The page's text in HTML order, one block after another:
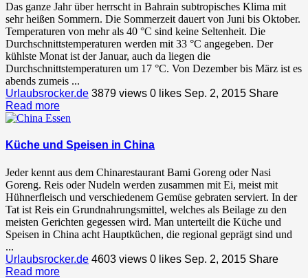
Das ganze Jahr über herrscht in Bahrain subtropisches Klima mit
sehr heißen Sommern. Die Sommerzeit dauert von Juni bis Oktober.
Temperaturen von mehr als 40 °C sind keine Seltenheit. Die
Durchschnittstemperaturen werden mit 33 °C angegeben. Der
kühlste Monat ist der Januar, auch da liegen die
Durchschnittstemperaturen um 17 °C. Von Dezember bis März ist es
abends zumeis ...
Urlaubsrocker.de 3879 views 0 likes Sep. 2, 2015 Share
Read more
Küche und Speisen in China
Jeder kennt aus dem Chinarestaurant Bami Goreng oder Nasi
Goreng. Reis oder Nudeln werden zusammen mit Ei, meist mit
Hühnerfleisch und verschiedenem Gemüse gebraten serviert. In der
Tat ist Reis ein Grundnahrungsmittel, welches als Beilage zu den
meisten Gerichten gegessen wird. Man unterteilt die Küche und
Speisen in China acht Hauptküchen, die regional geprägt sind und
...
Urlaubsrocker.de 4603 views 0 likes Sep. 2, 2015 Share
Read more